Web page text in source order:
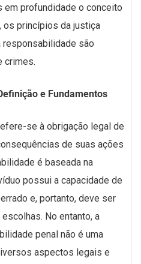
em profundidade o conceito
os princípios da justiça
responsabilidade são
crimes.
e Fundamentos
se à obrigação legal de
de suas ações
é baseada na
possui a capacidade de
e, portanto, deve ser
No entanto, a
penal não é uma
aspectos legais e